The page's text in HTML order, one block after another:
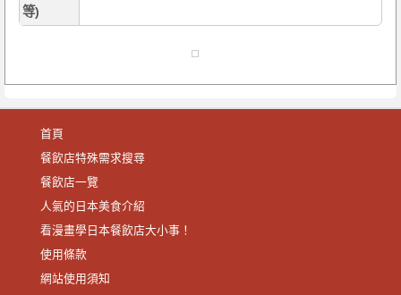
等)
首頁
餐飲店特殊需求搜尋
餐飲店一覽
人氣的日本美食介紹
看漫畫學日本餐飲店大小事！
使用條款
網站使用須知